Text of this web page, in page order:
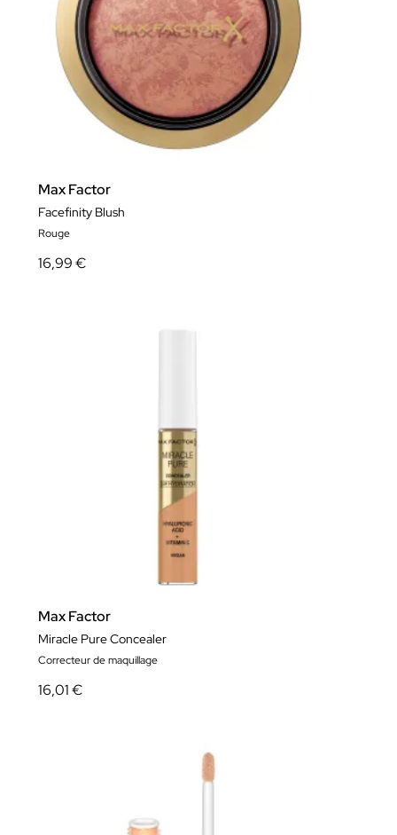
Max Factor
Facefinity Blush
Rouge
16,99 €
Max Factor
Miracle Pure Concealer
Correcteur de maquillage
16,01 €